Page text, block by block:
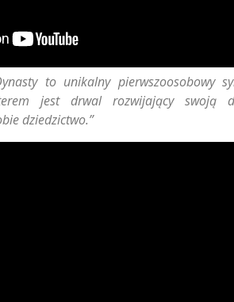
to unikalny pierwszoosobowy
jest drwal rozwijający swoją
dziedzictwo.”